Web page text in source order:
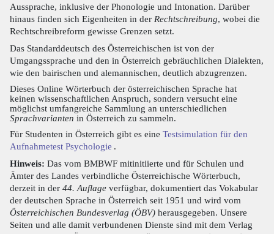
Aussprache, inklusive der Phonologie und Intonation. Darüber
hinaus finden sich Eigenheiten in der Rechtschreibung, wobei die
Rechtschreibreform gewisse Grenzen setzt.
Das Standarddeutsch des Österreichischen ist von der
Umgangssprache und den in Österreich gebräuchlichen Dialekten,
wie den bairischen und alemannischen, deutlich abzugrenzen.
Dieses Online Wörterbuch der österreichischen Sprache hat
keinen wissenschaftlichen Anspruch, sondern versucht eine
möglichst umfangreiche Sammlung an unterschiedlichen
Sprachvarianten in Österreich zu sammeln.
Für Studenten in Österreich gibt es eine Testsimulation für den
Aufnahmetest Psychologie .
Hinweis: Das vom BMBWF mitinitiierte und für Schulen und
Ämter des Landes verbindliche Österreichische Wörterbuch,
derzeit in der 44. Auflage verfügbar, dokumentiert das Vokabular
der deutschen Sprache in Österreich seit 1951 und wird vom
Österreichischen Bundesverlag (ÖBV) herausgegeben. Unsere
Seiten und alle damit verbundenen Dienste sind mit dem Verlag